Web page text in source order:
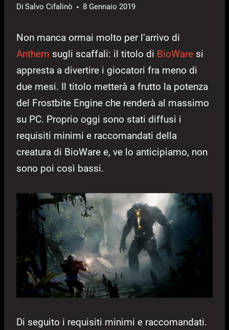
Di Salvo Cifalinò 8 Gennaio 2019
Non manca ormai molto per l’arrivo di
Anthem sugli scaffali: il titolo di BioWare si
appresta a divertire i giocatori fra meno di
due mesi. Il titolo metterà a frutto la potenza
del Frostbite Engine che renderà al massimo
su PC. Proprio oggi sono stati diffusi i
requisiti minimi e raccomandati della
creatura di BioWare e, ve lo anticipiamo, non
sono poi così bassi.
Di seguito i requisiti minimi e raccomandati.